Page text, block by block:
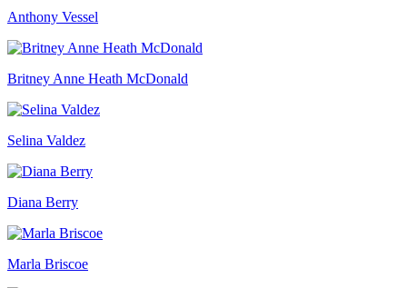
Anthony Vessel
Britney Anne Heath McDonald
Selina Valdez
Diana Berry
Marla Briscoe